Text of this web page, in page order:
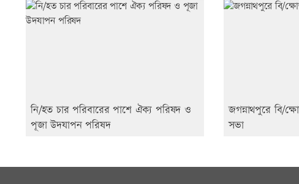
নি/হত চার পরিবারের পাশে ঐক্য পরিষদ ও
পূজা উদযাপন পরিষদ
জগন্নাথপুরে বি/
সভা